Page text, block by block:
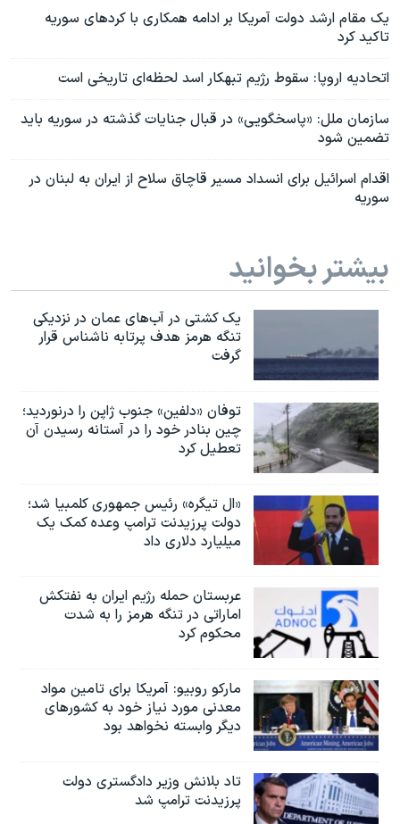
یک مقام ارشد دولت آمریکا بر ادامه همکاری با کردهای سوریه
تاکید کرد
اتحادیه اروپا: سقوط رژیم تبهکار اسد لحظه‌ای تاریخی است
سازمان ملل: «پاسخگویی» در قبال جنایات گذشته در سوریه باید
تضمین شود
اقدام اسرائیل برای انسداد مسیر قاچاق سلاح از ایران به لبنان در
سوریه
بیشتر بخوانید
یک کشتی در آب‌های عمان در نزدیکی
تنگه هرمز هدف پرتابه ناشناس قرار
گرفت
توفان «دلفین» جنوب ژاپن را درنوردید؛
چین بنادر خود را در آستانه رسیدن آن
تعطیل کرد
«ال تیگره» رئیس جمهوری کلمبیا شد؛
دولت پرزیدنت ترامپ وعده کمک یک
میلیارد دلاری داد
عربستان حمله رژیم ایران به نفتکش
اماراتی در تنگه هرمز را به‌ شدت
محکوم کرد
مارکو روبیو: آمریکا برای تامین مواد
معدنی مورد نیاز خود به کشورهای
دیگر وابسته نخواهد بود
تاد بلانش وزیر دادگستری دولت
پرزیدنت ترامپ شد